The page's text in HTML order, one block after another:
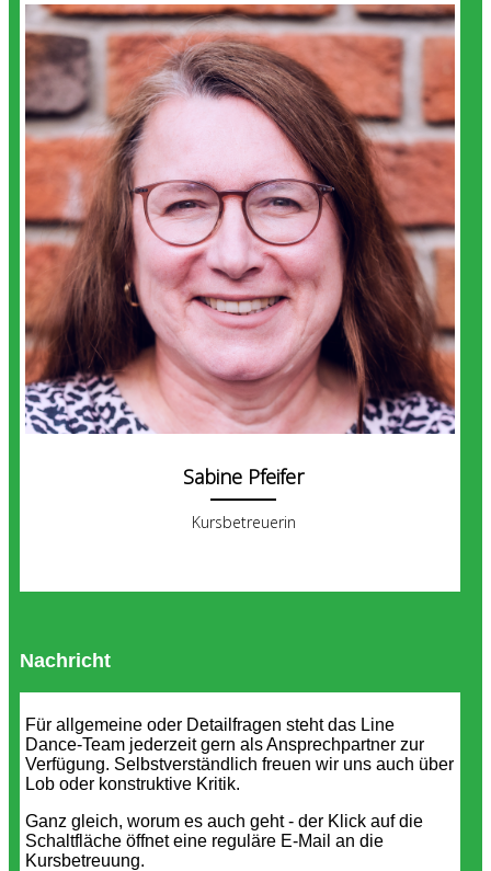
Sabine Pfeifer
Kursbetreuerin
Nachricht
Für allgemeine oder Detailfragen steht das Line
Dance-Team jederzeit gern als Ansprechpartner zur
Verfügung. Selbstverständlich freuen wir uns auch über
Lob oder konstruktive Kritik.
Ganz gleich, worum es auch geht - der Klick auf die
Schaltfläche öffnet eine reguläre E-Mail an die
Kursbetreuung.